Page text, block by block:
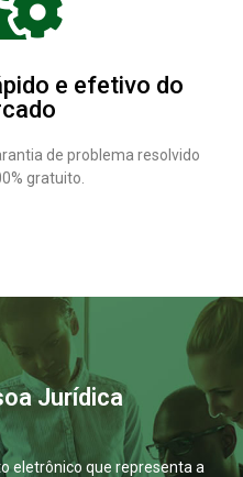
e efetivo do
de problema resolvido
gratuito.
Jurídica
eletrônico que representa a